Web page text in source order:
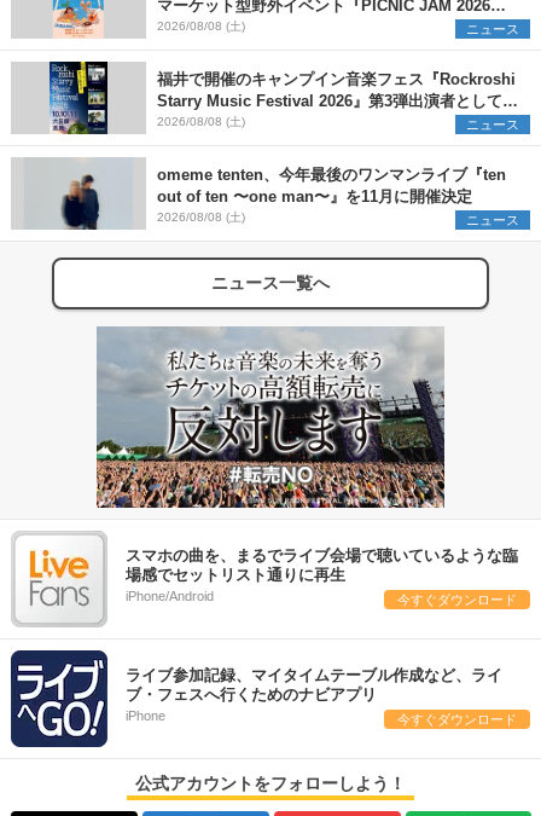
マーケット型野外イベント『PICNIC JAM 2026』
早割チケット発売開始
2026/08/08 (土) ニュース
福井で開催のキャンプイン音楽フェス『Rockroshi
Starry Music Festival 2026』第3弾出演者として
SCOOBIE DO、かりゆし58、Reiを発表
2026/08/08 (土) ニュース
omeme tenten、今年最後のワンマンライブ『ten
out of ten 〜one man〜』を11月に開催決定
2026/08/08 (土) ニュース
ニュース一覧へ
スマホの曲を、まるでライブ会場で聴いているような臨
場感でセットリスト通りに再生
iPhone/Android 今すぐダウンロード
ライブ参加記録、マイタイムテーブル作成など、ライ
ブ・フェスへ行くためのナビアプリ
iPhone 今すぐダウンロード
公式アカウントをフォローしよう！